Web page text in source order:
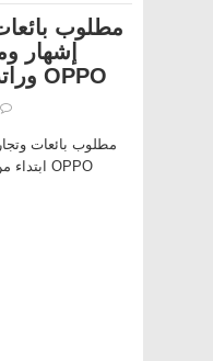
مطلوب
إشهار
وراتب 4000 درهم بشركة OPPO